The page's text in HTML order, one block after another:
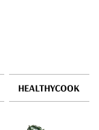
HEALTHYCOOK